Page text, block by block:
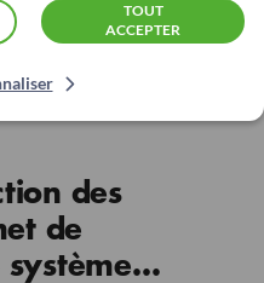
TOUT
ACCEPTER
des
de